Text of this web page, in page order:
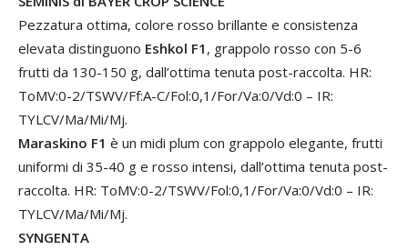
Pezzatura ottima, colore rosso brillante e consistenza
elevata distinguono Eshkol F1 , grappolo rosso con 5-6
frutti da 130-150 g, dall’ottima tenuta post-raccolta. HR:
ToMV:0-2/TSWV/Ff:A-C/Fol:0,1/For/Va:0/Vd:0 – IR:
TYLCV/Ma/Mi/Mj.
Maraskino F1 è un midi plum con grappolo elegante, frutti
uniformi di 35-40 g e rosso intensi, dall’ottima tenuta post-
raccolta. HR: ToMV:0-2/TSWV/Fol:0,1/For/Va:0/Vd:0 – IR:
TYLCV/Ma/Mi/Mj.
SYNGENTA